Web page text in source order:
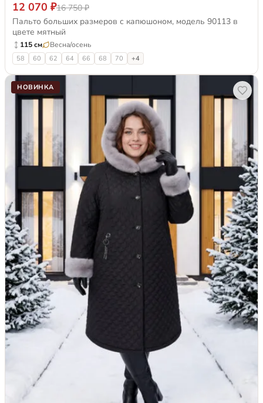
12 070 ₽16 750 ₽
Пальто больших размеров с капюшоном, модель 90113 в
цвете мятный
115 см Весна/осень
58 60 62 64 66 68 70 +4
НОВИНКА